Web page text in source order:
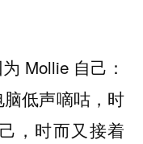
Mollie 自己：
低声嘀咕，时
，时而又接着